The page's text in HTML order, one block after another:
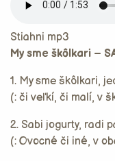
Stiahni mp3
My sme škôlkari –
1. My sme škôlkari,
(: či veľkí, či malí, v
2. Sabi jogurty, radi
(: Ovocné či iné, v